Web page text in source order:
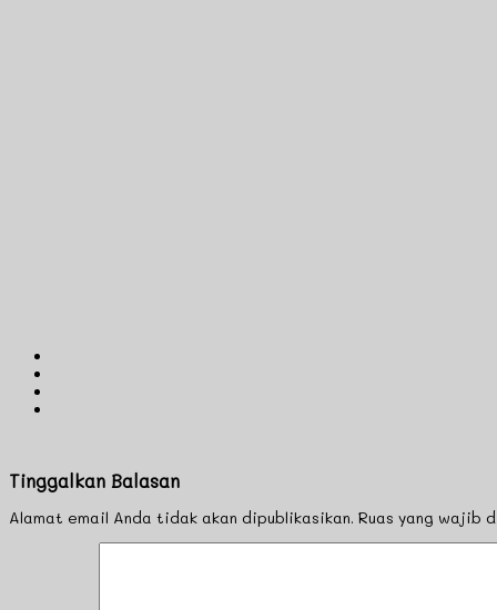
Tinggalkan Balasan
Alamat email Anda tidak akan dipublikasikan. Ruas yang wajib